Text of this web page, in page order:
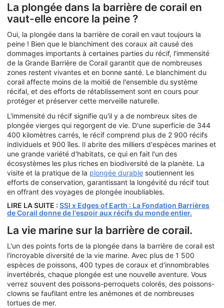
La plongée dans la barrière de corail en
vaut-elle encore la peine ?
Oui, la plongée dans la barrière de corail en vaut toujours la
peine ! Bien que le blanchiment des coraux ait causé des
dommages importants à certaines parties du récif, l'immensité
de la Grande Barrière de Corail garantit que de nombreuses
zones restent vivantes et en bonne santé. Le blanchiment du
corail affecte moins de la moitié de l'ensemble du système
récifal, et des efforts de rétablissement sont en cours pour
protéger et préserver cette merveille naturelle.
L'immensité du récif signifie qu'il y a de nombreux sites de
plongée vierges qui regorgent de vie. D'une superficie de 344
400 kilomètres carrés, le récif comprend plus de 2 900 récifs
individuels et 900 îles. Il abrite des milliers d'espèces marines et
une grande variété d'habitats, ce qui en fait l'un des
écosystèmes les plus riches en biodiversité de la planète. La
visite et la pratique de la plongée durable soutiennent les
efforts de conservation, garantissant la longévité du récif tout
en offrant des voyages de plongée inoubliables.
LIRE LA SUITE : SSI x Edges of Earth : La Fondation Barrières
de Corail donne de l'espoir aux récifs du monde entier.
La vie marine sur la barrière de corail.
L'un des points forts de la plongée dans la barrière de corail est
l'incroyable diversité de la vie marine. Avec plus de 1 500
espèces de poissons, 400 types de coraux et d'innombrables
invertébrés, chaque plongée est une nouvelle aventure. Vous
verrez souvent des poissons-perroquets colorés, des poissons-
clowns se faufilant entre les anémones et de nombreuses
tortues de mer.